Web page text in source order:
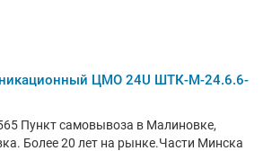
ЦМО 24U ШТК-М-24.6.6-
Пункт самовывоза в Малиновке,
Более 20 лет на рынке.Части Минска